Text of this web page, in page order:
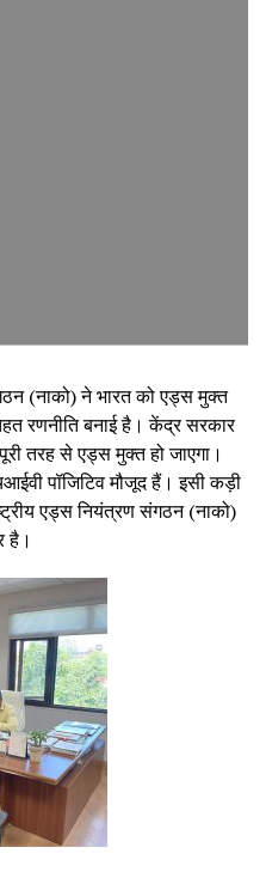
(नाको) ने भारत को एड्स मुक्त
रणनीति बनाई है। केंद्र सरकार
तरह से एड्स मुक्त हो जाएगा।
पॉजिटिव मौजूद हैं। इसी कड़ी
एड्स नियंत्रण संगठन (नाको)
है।